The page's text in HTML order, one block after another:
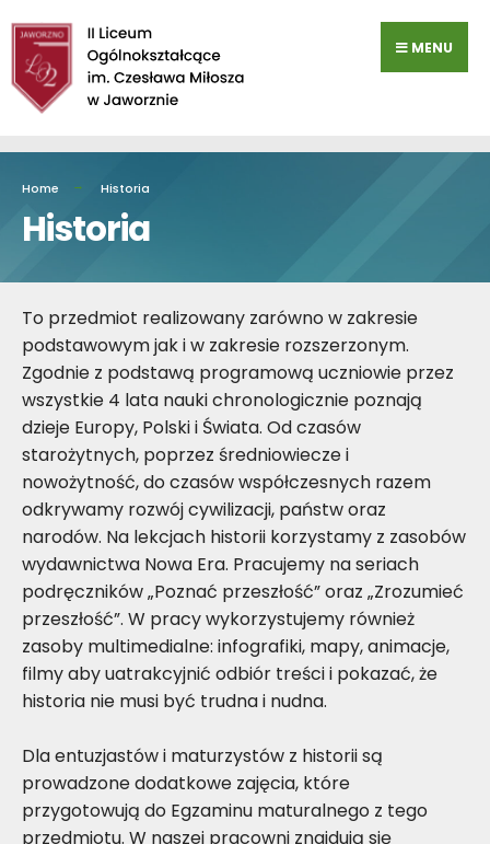
Przejdź
do
zawartości
MENU
Home Historia
Historia
To przedmiot realizowany zarówno w zakresie
podstawowym jak i w zakresie rozszerzonym.
Zgodnie z podstawą programową uczniowie przez
wszystkie 4 lata nauki chronologicznie poznają
dzieje Europy, Polski i Świata. Od czasów
starożytnych, poprzez średniowiecze i
nowożytność, do czasów współczesnych razem
odkrywamy rozwój cywilizacji, państw oraz
narodów. Na lekcjach historii korzystamy z zasobów
wydawnictwa Nowa Era. Pracujemy na seriach
podręczników „Poznać przeszłość” oraz „Zrozumieć
przeszłość”. W pracy wykorzystujemy również
zasoby multimedialne: infografiki, mapy, animacje,
filmy aby uatrakcyjnić odbiór treści i pokazać, że
historia nie musi być trudna i nudna.
Dla entuzjastów i maturzystów z historii są
prowadzone dodatkowe zajęcia, które
przygotowują do Egzaminu maturalnego z tego
przedmiotu. W naszej pracowni znajdują się